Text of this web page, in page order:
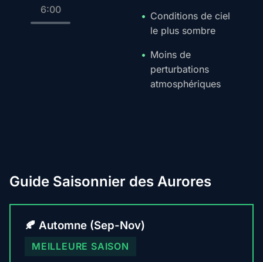
6:00
Conditions de ciel
le plus sombre
Moins de
perturbations
atmosphériques
Guide Saisonnier des Aurores
🍂 Automne (Sep-Nov)
MEILLEURE SAISON